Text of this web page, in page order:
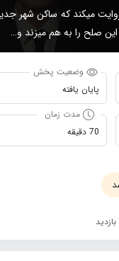
میکند که ساکن شهر
این صلح را به هم میزند و…
وضعیت پخش
پایان یافته
مدت زمان
70 دقیقه